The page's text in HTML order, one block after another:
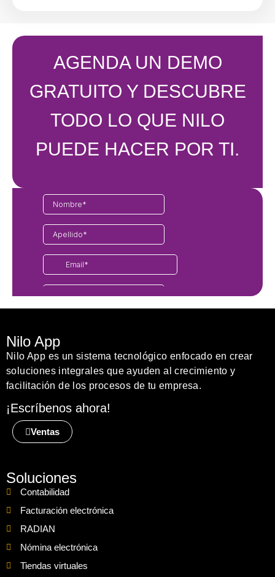
AGENDA UN DEMO
GRATUITO Y DESCUBRE
TODO LO QUE NILO
PUEDE HACER POR TI.
Nilo App
Nilo App es un sistema tecnológico enfocado en crear
soluciones integrales que ayuden al crecimiento y
facilitación de los procesos de tu empresa.
¡Escríbenos ahora!
Ventas
Soluciones
Contabilidad
Facturación electrónica
RADIAN
Nómina electrónica
Tiendas virtuales